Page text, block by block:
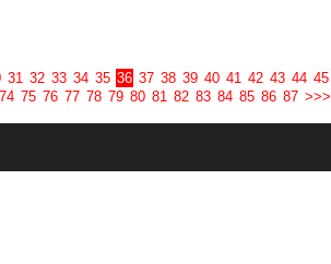
31 32 33 34 35 36 37 38 39 40 41 42 43 44 45
74 75 76 77 78 79 80 81 82 83 84 85 86 87 >>>